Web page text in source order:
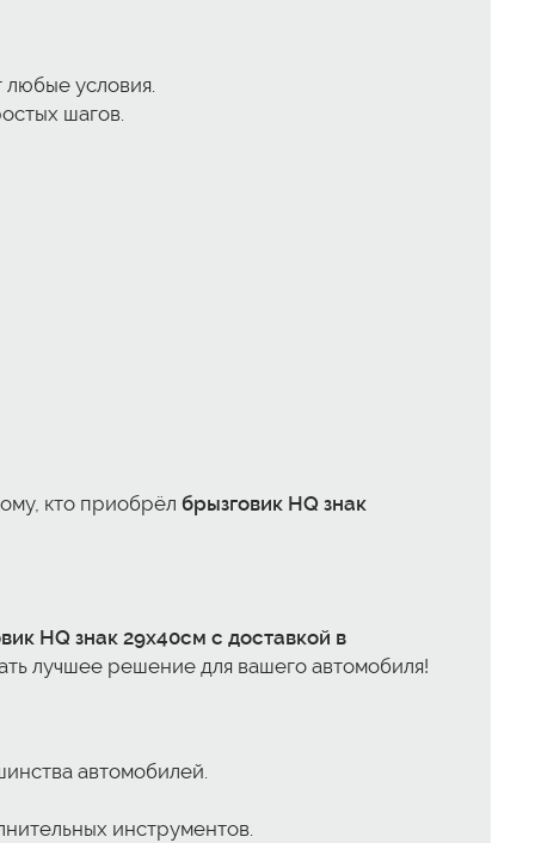
любые условия.
шагов.
кто приобрёл брызговик HQ знак
HQ знак 29x40см с доставкой в
лучшее решение для вашего автомобиля!
автомобилей.
инструментов.